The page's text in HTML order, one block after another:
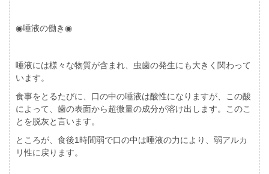
◉唾液の働き◉
唾液には様々な物質が含まれ、虫歯の発生にも大きく関わって
います。
食事をとるたびに、口の中の唾液は酸性になりますが、この酸
によって、歯の表面から超微量の成分が溶け出します。このこ
とを脱灰と言います。
ところが、食後1時間弱で口の中は唾液の力により、弱アルカ
リ性に戻ります。